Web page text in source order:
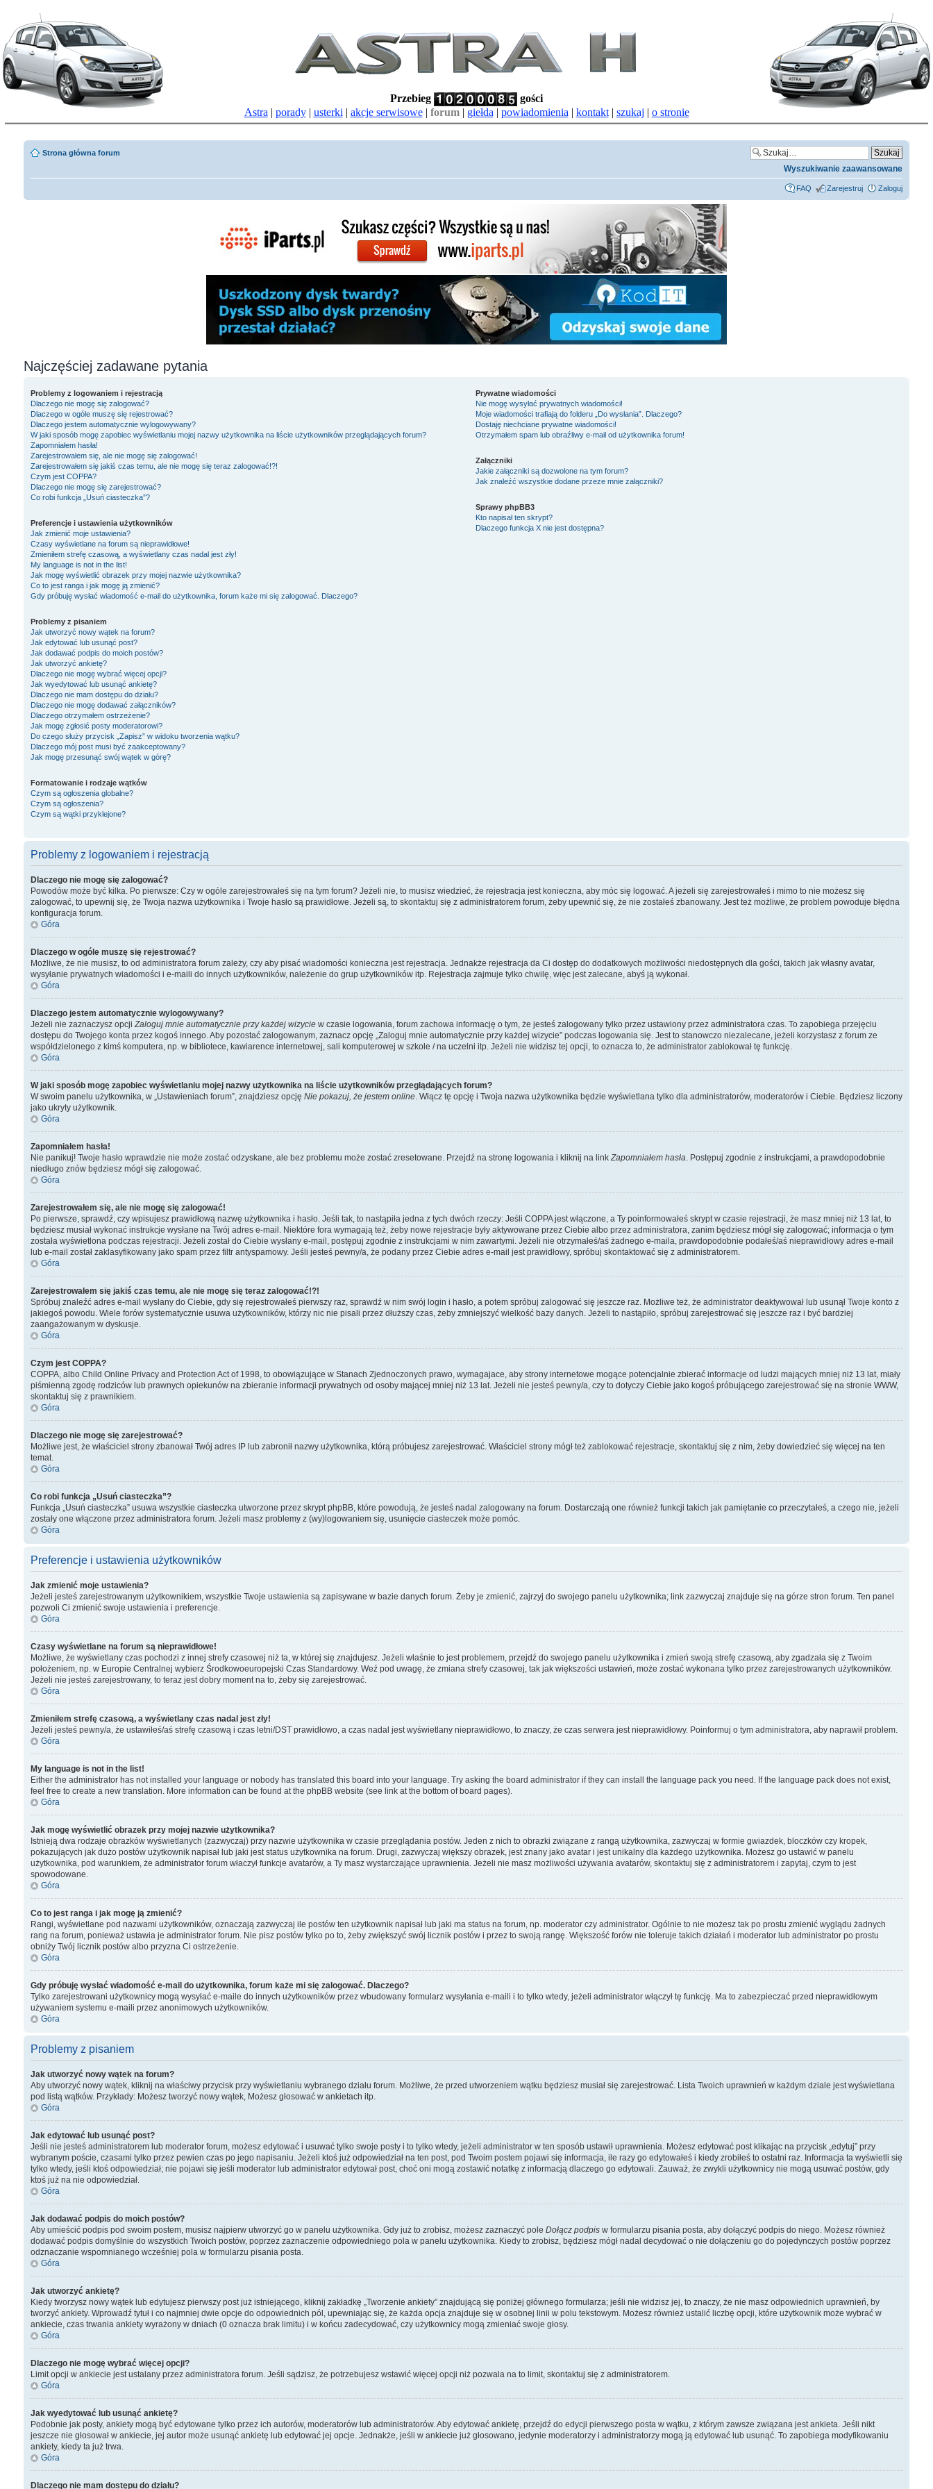
Przebieg
gości
Astra | porady| usterki | akcje serwisowe| forum| giełda | powiadomienia | kontakt| szukaj | o stronie
Strona główna forum
Wyszukiwanie zaawansowane
FAQ Zarejestruj Zaloguj
Najczęściej zadawane pytania
Problemy z logowaniem i rejestracją
Dlaczego nie mogę się zalogować?
Dlaczego w ogóle muszę się rejestrować?
Dlaczego jestem automatycznie wylogowywany?
W jaki sposób mogę zapobiec wyświetlaniu mojej nazwy użytkownika na liście użytkowników przeglądających forum?
Zapomniałem hasła!
Zarejestrowałem się, ale nie mogę się zalogować!
Zarejestrowałem się jakiś czas temu, ale nie mogę się teraz zalogować!?!
Czym jest COPPA?
Dlaczego nie mogę się zarejestrować?
Co robi funkcja „Usuń ciasteczka”?
Preferencje i ustawienia użytkowników
Jak zmienić moje ustawienia?
Czasy wyświetlane na forum są nieprawidłowe!
Zmieniłem strefę czasową, a wyświetlany czas nadal jest zły!
My language is not in the list!
Jak mogę wyświetlić obrazek przy mojej nazwie użytkownika?
Co to jest ranga i jak mogę ją zmienić?
Gdy próbuję wysłać wiadomość e-mail do użytkownika, forum każe mi się zalogować. Dlaczego?
Problemy z pisaniem
Jak utworzyć nowy wątek na forum?
Jak edytować lub usunąć post?
Jak dodawać podpis do moich postów?
Jak utworzyć ankietę?
Dlaczego nie mogę wybrać więcej opcji?
Jak wyedytować lub usunąć ankietę?
Dlaczego nie mam dostępu do działu?
Dlaczego nie mogę dodawać załączników?
Dlaczego otrzymałem ostrzeżenie?
Jak mogę zgłosić posty moderatorowi?
Do czego służy przycisk „Zapisz” w widoku tworzenia wątku?
Dlaczego mój post musi być zaakceptowany?
Jak mogę przesunąć swój wątek w górę?
Formatowanie i rodzaje wątków
Czym są ogłoszenia globalne?
Czym są ogłoszenia?
Czym są wątki przyklejone?
Prywatne wiadomości
Nie mogę wysyłać prywatnych wiadomości!
Moje wiadomości trafiają do folderu „Do wysłania”. Dlaczego?
Dostaję niechciane prywatne wiadomości!
Otrzymałem spam lub obraźliwy e-mail od użytkownika forum!
Załączniki
Jakie załączniki są dozwolone na tym forum?
Jak znaleźć wszystkie dodane przeze mnie załączniki?
Sprawy phpBB3
Kto napisał ten skrypt?
Dlaczego funkcja X nie jest dostępna?
Problemy z logowaniem i rejestracją
Dlaczego nie mogę się zalogować?
Powodów może być kilka. Po pierwsze: Czy w ogóle zarejestrowałeś się na tym forum? Jeżeli nie, to musisz wiedzieć, że rejestracja jest konieczna, aby móc się logować. A jeżeli się zarejestrowałeś i mimo to nie możesz się
zalogować, to upewnij się, że Twoja nazwa użytkownika i Twoje hasło są prawidłowe. Jeżeli są, to skontaktuj się z administratorem forum, żeby upewnić się, że nie zostałeś zbanowany. Jest też możliwe, że problem powoduje błędna
konfiguracja forum.
Góra
Dlaczego w ogóle muszę się rejestrować?
Możliwe, że nie musisz, to od administratora forum zależy, czy aby pisać wiadomości konieczna jest rejestracja. Jednakże rejestracja da Ci dostęp do dodatkowych możliwości niedostępnych dla gości, takich jak własny avatar,
wysyłanie prywatnych wiadomości i e-maili do innych użytkowników, należenie do grup użytkowników itp. Rejestracja zajmuje tylko chwilę, więc jest zalecane, abyś ją wykonał.
Góra
Dlaczego jestem automatycznie wylogowywany?
Jeżeli nie zaznaczysz opcjiZaloguj mnie automatycznie przy każdej wizyciew czasie logowania, forum zachowa informację o tym, że jesteś zalogowany tylko przez ustawiony przez administratora czas. To zapobiega przejęciu
dostępu do Twojego konta przez kogoś innego. Aby pozostać zalogowanym, zaznacz opcję „Zaloguj mnie automatycznie przy każdej wizycie” podczas logowania się. Jest to stanowczo niezalecane, jeżeli korzystasz z forum ze
współdzielonego z kimś komputera, np. w bibliotece, kawiarence internetowej, sali komputerowej w szkole / na uczelni itp. Jeżeli nie widzisz tej opcji, to oznacza to, że administrator zablokował tę funkcję.
Góra
W jaki sposób mogę zapobiec wyświetlaniu mojej nazwy użytkownika na liście użytkowników przeglądających forum?
W swoim panelu użytkownika, w „Ustawieniach forum”, znajdziesz opcję Nie pokazuj, że jestem online. Włącz tę opcję i Twoja nazwa użytkownika będzie wyświetlana tylko dla administratorów, moderatorów i Ciebie. Będziesz liczony
jako ukryty użytkownik.
Góra
Zapomniałem hasła!
Nie panikuj! Twoje hasło wprawdzie nie może zostać odzyskane, ale bez problemu może zostać zresetowane. Przejdź na stronę logowania i kliknij na linkZapomniałem hasła. Postępuj zgodnie z instrukcjami, a prawdopodobnie
niedługo znów będziesz mógł się zalogować.
Góra
Zarejestrowałem się, ale nie mogę się zalogować!
Po pierwsze, sprawdź, czy wpisujesz prawidłową nazwę użytkownika i hasło. Jeśli tak, to nastąpiła jedna z tych dwóch rzeczy: Jeśli COPPA jest włączone, a Ty poinformowałeś skrypt w czasie rejestracji, że masz mniej niż 13 lat, to
będziesz musiał wykonać instrukcje wysłane na Twój adres e-mail. Niektóre fora wymagają też, żeby nowe rejestracje były aktywowane przez Ciebie albo przez administratora, zanim będziesz mógł się zalogować; informacja o tym
została wyświetlona podczas rejestracji. Jeżeli został do Ciebie wysłany e-mail, postępuj zgodnie z instrukcjami w nim zawartymi. Jeżeli nie otrzymałeś/aś żadnego e-maila, prawdopodobnie podałeś/aś nieprawidłowy adres e-mail
lub e-mail został zaklasyfikowany jako spam przez filtr antyspamowy. Jeśli jesteś pewny/a, że podany przez Ciebie adres e-mail jest prawidłowy, spróbuj skontaktować się z administratorem.
Góra
Zarejestrowałem się jakiś czas temu, ale nie mogę się teraz zalogować!?!
Spróbuj znaleźć adres e-mail wysłany do Ciebie, gdy się rejestrowałeś pierwszy raz, sprawdź w nim swój login i hasło, a potem spróbuj zalogować się jeszcze raz. Możliwe też, że administrator deaktywował lub usunął Twoje konto z
jakiegoś powodu. Wiele forów systematycznie usuwa użytkowników, którzy nic nie pisali przez dłuższy czas, żeby zmniejszyć wielkość bazy danych. Jeżeli to nastąpiło, spróbuj zarejestrować się jeszcze raz i być bardziej
zaangażowanym w dyskusje.
Góra
Czym jest COPPA?
COPPA, albo Child Online Privacy and Protection Act of 1998, to obowiązujące w Stanach Zjednoczonych prawo, wymagajace, aby strony internetowe mogące potencjalnie zbierać informacje od ludzi mających mniej niż 13 lat, miały
piśmienną zgodę rodziców lub prawnych opiekunów na zbieranie informacji prywatnych od osoby mającej mniej niż 13 lat. Jeżeli nie jesteś pewny/a, czy to dotyczy Ciebie jako kogoś próbującego zarejestrować się na stronie WWW,
skontaktuj się z prawnikiem.
Góra
Dlaczego nie mogę się zarejestrować?
Możliwe jest, że właściciel strony zbanował Twój adres IP lub zabronił nazwy użytkownika, którą próbujesz zarejestrować. Właściciel strony mógł też zablokować rejestracje, skontaktuj się z nim, żeby dowiedzieć się więcej na ten
temat.
Góra
Co robi funkcja „Usuń ciasteczka”?
Funkcja „Usuń ciasteczka” usuwa wszystkie ciasteczka utworzone przez skrypt phpBB, które powodują, że jesteś nadal zalogowany na forum. Dostarczają one również funkcji takich jak pamiętanie co przeczytałeś, a czego nie, jeżeli
zostały one włączone przez administratora forum. Jeżeli masz problemy z (wy)logowaniem się, usunięcie ciasteczek może pomóc.
Góra
Preferencje i ustawienia użytkowników
Jak zmienić moje ustawienia?
Jeżeli jesteś zarejestrowanym użytkownikiem, wszystkie Twoje ustawienia są zapisywane w bazie danych forum. Żeby je zmienić, zajrzyj do swojego panelu użytkownika; link zazwyczaj znajduje się na górze stron forum. Ten panel
pozwoli Ci zmienić swoje ustawienia i preferencje.
Góra
Czasy wyświetlane na forum są nieprawidłowe!
Możliwe, że wyświetlany czas pochodzi z innej strefy czasowej niż ta, w której się znajdujesz. Jeżeli właśnie to jest problemem, przejdź do swojego panelu użytkownika i zmień swoją strefę czasową, aby zgadzała się z Twoim
położeniem, np. w Europie Centralnej wybierz Środkowoeuropejski Czas Standardowy. Weź pod uwagę, że zmiana strefy czasowej, tak jak większości ustawień, może zostać wykonana tylko przez zarejestrowanych użytkowników.
Jeżeli nie jesteś zarejestrowany, to teraz jest dobry moment na to, żeby się zarejestrować.
Góra
Zmieniłem strefę czasową, a wyświetlany czas nadal jest zły!
Jeżeli jesteś pewny/a, że ustawiłeś/aś strefę czasową i czas letni/DST prawidłowo, a czas nadal jest wyświetlany nieprawidłowo, to znaczy, że czas serwera jest nieprawidłowy. Poinformuj o tym administratora, aby naprawił problem.
Góra
My language is not in the list!
Either the administrator has not installed your language or nobody has translated this board into your language. Try asking the board administrator if they can install the language pack you need. If the language pack does not exist,
feel free to create a new translation. More information can be found at the phpBB website (see link at the bottom of board pages).
Góra
Jak mogę wyświetlić obrazek przy mojej nazwie użytkownika?
Istnieją dwa rodzaje obrazków wyświetlanych (zazwyczaj) przy nazwie użytkownika w czasie przeglądania postów. Jeden z nich to obrazki związane z rangą użytkownika, zazwyczaj w formie gwiazdek, bloczków czy kropek,
pokazujących jak dużo postów użytkownik napisał lub jaki jest status użytkownika na forum. Drugi, zazwyczaj większy obrazek, jest znany jako avatar i jest unikalny dla każdego użytkownika. Możesz go ustawić w panelu
użytkownika, pod warunkiem, że administrator forum właczył funkcje avatarów, a Ty masz wystarczające uprawnienia. Jeżeli nie masz możliwości używania avatarów, skontaktuj się z administratorem i zapytaj, czym to jest
spowodowane.
Góra
Co to jest ranga i jak mogę ją zmienić?
Rangi, wyświetlane pod nazwami użytkowników, oznaczają zazwyczaj ile postów ten użytkownik napisał lub jaki ma status na forum, np. moderator czy administrator. Ogólnie to nie możesz tak po prostu zmienić wyglądu żadnych
rang na forum, ponieważ ustawia je administrator forum. Nie pisz postów tylko po to, żeby zwiększyć swój licznik postów i przez to swoją rangę. Większość forów nie toleruje takich działań i moderator lub administrator po prostu
obniży Twój licznik postów albo przyzna Ci ostrzeżenie.
Góra
Gdy próbuję wysłać wiadomość e-mail do użytkownika, forum każe mi się zalogować. Dlaczego?
Tylko zarejestrowani użytkownicy mogą wysyłać e-maile do innych użytkowników przez wbudowany formularz wysyłania e-maili i to tylko wtedy, jeżeli administrator włączył tę funkcję. Ma to zabezpieczać przed nieprawidłowym
używaniem systemu e-maili przez anonimowych użytkowników.
Góra
Problemy z pisaniem
Jak utworzyć nowy wątek na forum?
Aby utworzyć nowy wątek, kliknij na właściwy przycisk przy wyświetlaniu wybranego działu forum. Możliwe, że przed utworzeniem wątku będziesz musiał się zarejestrować. Lista Twoich uprawnień w każdym dziale jest wyświetlana
pod listą wątków. Przykłady: Możesz tworzyć nowy wątek, Możesz głosować w ankietach itp.
Góra
Jak edytować lub usunąć post?
Jeśli nie jesteś administratorem lub moderator forum, możesz edytować i usuwać tylko swoje posty i to tylko wtedy, jeżeli administrator w ten sposób ustawił uprawnienia. Możesz edytować post klikając na przycisk „edytuj” przy
wybranym poście, czasami tylko przez pewien czas po jego napisaniu. Jeżeli ktoś już odpowiedział na ten post, pod Twoim postem pojawi się informacja, ile razy go edytowałeś i kiedy zrobiłeś to ostatni raz. Informacja ta wyświetli się
tylko wtedy, jeśli ktoś odpowiedział; nie pojawi się jeśli moderator lub administrator edytował post, choć oni mogą zostawić notatkę z informacją dlaczego go edytowali. Zauważ, że zwykli użytkownicy nie mogą usuwać postów, gdy
ktoś już na nie odpowiedział.
Góra
Jak dodawać podpis do moich postów?
Aby umieścić podpis pod swoim postem, musisz najpierw utworzyć go w panelu użytkownika. Gdy już to zrobisz, możesz zaznaczyć pole Dołącz podpisw formularzu pisania posta, aby dołączyć podpis do niego. Możesz również
dodawać podpis domyślnie do wszystkich Twoich postów, poprzez zaznaczenie odpowiedniego pola w panelu użytkownika. Kiedy to zrobisz, będziesz mógł nadal decydować o nie dołączeniu go do pojedynczych postów poprzez
odznaczanie wspomnianego wcześniej pola w formularzu pisania posta.
Góra
Jak utworzyć ankietę?
Kiedy tworzysz nowy wątek lub edytujesz pierwszy post już istniejącego, kliknij zakładkę „Tworzenie ankiety” znajdującą się poniżej głównego formularza; jeśli nie widzisz jej, to znaczy, że nie masz odpowiednich uprawnień, by
tworzyć ankiety. Wprowadź tytuł i co najmniej dwie opcje do odpowiednich pól, upewniając się, że każda opcja znajduje się w osobnej linii w polu tekstowym. Możesz również ustalić liczbę opcji, które użytkownik może wybrać w
ankiecie, czas trwania ankiety wyrażony w dniach (0 oznacza brak limitu) i w końcu zadecydować, czy użytkownicy mogą zmieniać swoje głosy.
Góra
Dlaczego nie mogę wybrać więcej opcji?
Limit opcji w ankiecie jest ustalany przez administratora forum. Jeśli sądzisz, że potrzebujesz wstawić więcej opcji niż pozwala na to limit, skontaktuj się z administratorem.
Góra
Jak wyedytować lub usunąć ankietę?
Podobnie jak posty, ankiety mogą być edytowane tylko przez ich autorów, moderatorów lub administratorów. Aby edytować ankietę, przejdź do edycji pierwszego posta w wątku, z którym zawsze związana jest ankieta. Jeśli nikt
jeszcze nie głosował w ankiecie, jej autor może usunąć ankietę lub edytować jej opcje. Jednakże, jeśli w ankiecie już głosowano, jedynie moderatorzy i administratorzy mogą ją edytować lub usunąć. To zapobiega modyfikowaniu
ankiety, kiedy ta już trwa.
Góra
Dlaczego nie mam dostępu do działu?